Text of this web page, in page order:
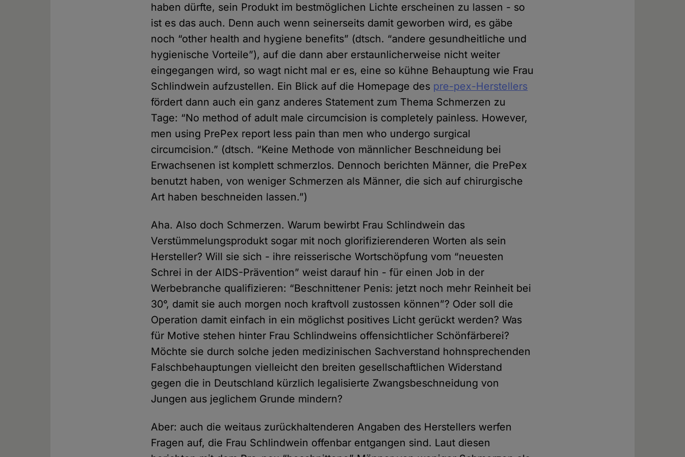
haben dürfte, sein Produkt im bestmöglichen Lichte erscheinen zu lassen - so
ist es das auch. Denn auch wenn seinerseits damit geworben wird, es gäbe
noch “other health and hygiene benefits” (dtsch. “andere gesundheitliche und
hygienische Vorteile”), auf die dann aber erstaunlicherweise nicht weiter
eingegangen wird, so wagt nicht mal er es, eine so kühne Behauptung wie Frau
Schlindwein aufzustellen. Ein Blick auf die Homepage des pre-pex-Herstellers
fördert dann auch ein ganz anderes Statement zum Thema Schmerzen zu
Tage: “No method of adult male circumcision is completely painless. However,
men using PrePex report less pain than men who undergo surgical
circumcision.” (dtsch. “Keine Methode von männlicher Beschneidung bei
Erwachsenen ist komplett schmerzlos. Dennoch berichten Männer, die PrePex
benutzt haben, von weniger Schmerzen als Männer, die sich auf chirurgische
Art haben beschneiden lassen.”)
Aha. Also doch Schmerzen. Warum bewirbt Frau Schlindwein das
Verstümmelungsprodukt sogar mit noch glorifizierenderen Worten als sein
Hersteller? Will sie sich - ihre reisserische Wortschöpfung vom “neuesten
Schrei in der AIDS-Prävention” weist darauf hin - für einen Job in der
Werbebranche qualifizieren: “Beschnittener Penis: jetzt noch mehr Reinheit bei
30°, damit sie auch morgen noch kraftvoll zustossen können”? Oder soll die
Operation damit einfach in ein möglichst positives Licht gerückt werden? Was
für Motive stehen hinter Frau Schlindweins offensichtlicher Schönfärberei?
Möchte sie durch solche jeden medizinischen Sachverstand hohnsprechenden
Falschbehauptungen vielleicht den breiten gesellschaftlichen Widerstand
gegen die in Deutschland kürzlich legalisierte Zwangsbeschneidung von
Jungen aus jeglichem Grunde mindern?
Aber: auch die weitaus zurückhaltenderen Angaben des Herstellers werfen
Fragen auf, die Frau Schlindwein offenbar entgangen sind. Laut diesen